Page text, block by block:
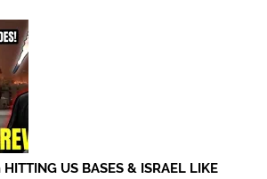
US BASES & ISRAEL LIKE